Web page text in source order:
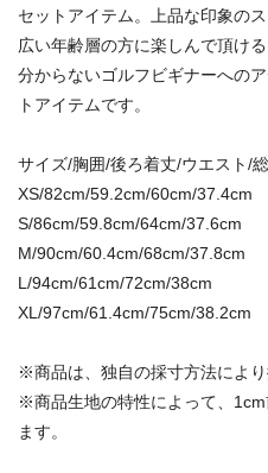
セットアイテム。上品な印象の
広い年齢層の方に楽しんで頂け
分からないゴルフビギナーへの
トアイテムです。
サイズ/胸囲/後ろ着丈/ウエスト/
XS/82cm/59.2cm/60cm/37.4cm
S/86cm/59.8cm/64cm/37.6cm
M/90cm/60.4cm/68cm/37.8cm
L/94cm/61cm/72cm/38cm
XL/97cm/61.4cm/75cm/38.2cm
※商品は、独自の採寸方法により
※商品生地の特性によって、
ます。